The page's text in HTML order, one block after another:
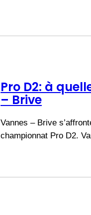
Pro D2: à
– Brive
Vannes – Brive
championnat Pro D2.